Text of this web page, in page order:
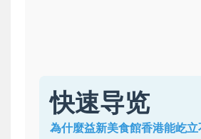
快速导览
為什麼益新美食館香港能屹立